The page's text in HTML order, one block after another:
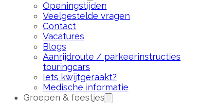
Openingstijden
Veelgestelde vragen
Contact
Vacatures
Blogs
Aanrijdroute / parkeerinstructies
touringcars
Iets kwijtgeraakt?
Medische informatie
Groepen & feestjes